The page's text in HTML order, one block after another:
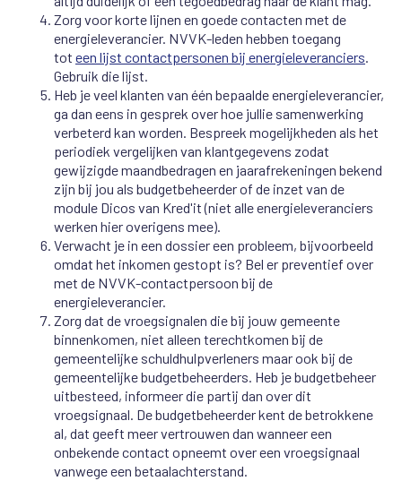
Zorg voor korte lijnen en goede contacten met de
energieleverancier. NVVK-leden hebben toegang
tot een lijst contactpersonen bij energieleveranciers.
Gebruik die lijst.
Heb je veel klanten van één bepaalde energieleverancier,
ga dan eens in gesprek over hoe jullie samenwerking
verbeterd kan worden. Bespreek mogelijkheden als het
periodiek vergelijken van klantgegevens zodat
gewijzigde maandbedragen en jaarafrekeningen bekend
zijn bij jou als budgetbeheerder of de inzet van de
module Dicos van Kred'it (niet alle energieleveranciers
werken hier overigens mee).
Verwacht je in een dossier een probleem, bijvoorbeeld
omdat het inkomen gestopt is? Bel er preventief over
met de NVVK-contactpersoon bij de
energieleverancier.
Zorg dat de vroegsignalen die bij jouw gemeente
binnenkomen, niet alleen terechtkomen bij de
gemeentelijke schuldhulpverleners maar ook bij de
gemeentelijke budgetbeheerders. Heb je budgetbeheer
uitbesteed, informeer die partij dan over dit
vroegsignaal. De budgetbeheerder kent de betrokkene
al, dat geeft meer vertrouwen dan wanneer een
onbekende contact opneemt over een vroegsignaal
vanwege een betaalachterstand.